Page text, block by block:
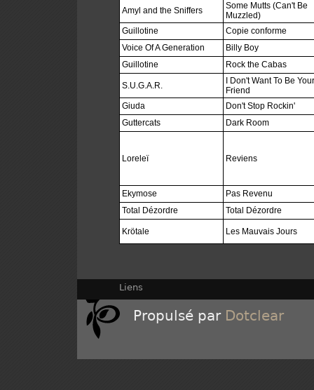
Amyl and the Sniffers
Some Mutts (Can't Be
Muzzled)
Guillotine
Copie conforme
Voice Of A Generation
Billy Boy
Guillotine
Rock the Cabas
S.U.G.A.R.
I Don't Want To Be Your
Friend
Giuda
Don't Stop Rockin'
Guttercats
Dark Room
Loreleï Reviens
Ekymose
Pas Revenu
Total Dézordre
Total Dézordre
Krötale Les Mauvais Jours
Liens
Propulsé par Dotclear